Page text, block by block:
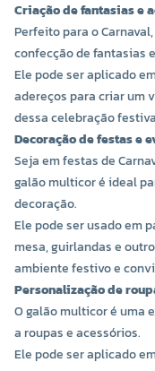
Criação de fantasias e
Perfeito para o
confecção de fantasias
Ele pode ser aplicado
adereços para criar um
dessa celebração
Decoração de festas e
Seja em festas de
galão multicor é ideal
decoração.
Ele pode ser usado em
mesa, guirlandas e
ambiente festivo e
Personalização de
O galão multicor é uma
a roupas e acessórios.
Ele pode ser aplicado